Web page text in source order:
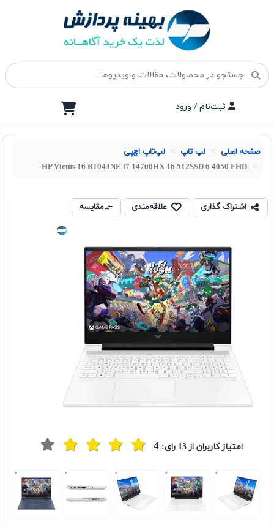
ثبت‌نام / ورود
صفحه اصلی لپ تاپ لپ‌تاپ اچ‌پی
HP Victus 16 R1043NE i7 14700HX 16 512SSD 6 4050 FHD
اشتراک گذاری علاقه‌مندی مقایسه
امتیاز کاربران از13 رای: 4